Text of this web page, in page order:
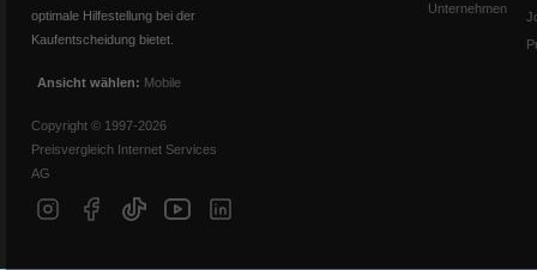
optimale Hilfestellung bei der
Kaufentscheidung bietet.
Ansicht wählen: Mobile
Copyright © 1997-2026
Preisvergleich Internet Services
AG
Unternehmen